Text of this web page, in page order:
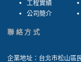
工程實績
公司簡介
聯絡方式
企業地址：台北市松山區